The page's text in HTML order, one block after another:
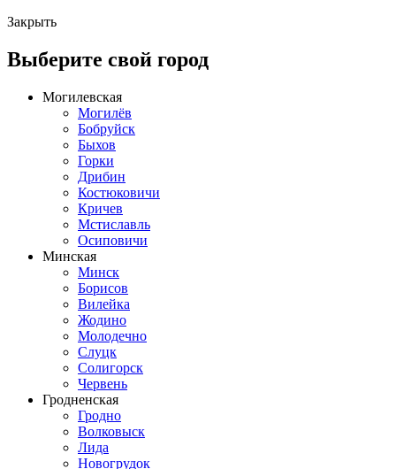
Закрыть
Выберите свой город
Могилевская
Могилёв
Бобруйск
Быхов
Горки
Дрибин
Костюковичи
Кричев
Мстиславль
Осиповичи
Минская
Минск
Борисов
Вилейка
Жодино
Молодечно
Слуцк
Солигорск
Червень
Гродненская
Гродно
Волковыск
Лида
Новогрудок